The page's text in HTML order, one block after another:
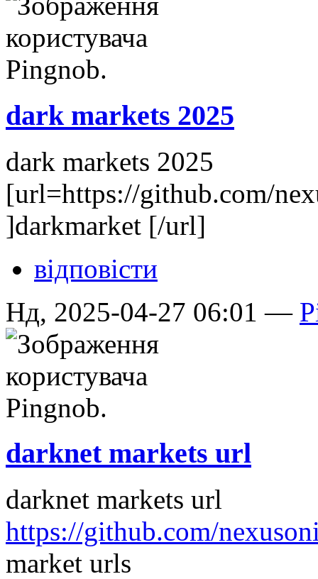
dark markets 2025
dark markets 2025
[url=https://github.com/
]darkmarket [/url]
відповісти
Нд, 2025-04-27 06:01 —
darknet markets url
darknet markets url
https://github.com/
market urls